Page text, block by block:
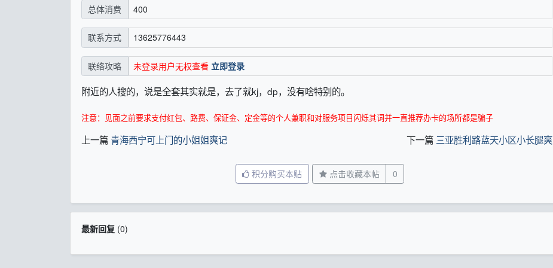
总体消费 400
联系方式 13625776443
联络攻略 未登录用户无权查看 立即登录
附近的人搜的，说是全套其实就是，去了就kj，dp，没有啥特别的。
注意：见面之前要求支付红包、路费、保证金、定金等的个人兼职和对服务项目闪烁其词并一直推荐办卡的场所都是骗子
上一篇 青海西宁可上门的小姐姐爽记 下一篇 三亚胜利路蓝天小区小长腿爽
积分购买本贴 点击收藏本帖 0
最新回复(0)